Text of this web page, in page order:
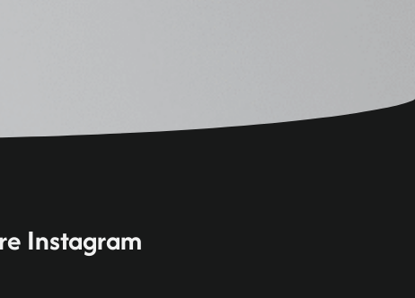
Instagram